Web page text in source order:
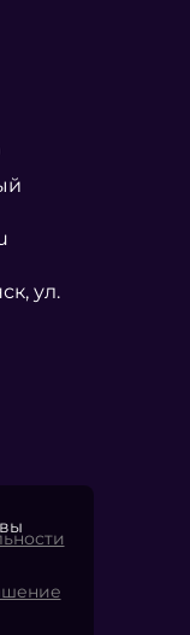
ул.